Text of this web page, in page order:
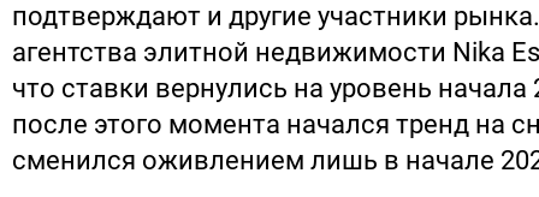
подтверждают и другие участники
агентства элитной недвижимости Nika
что ставки вернулись на уровень начала
после этого момента начался тренд на
сменился оживлением лишь в начале